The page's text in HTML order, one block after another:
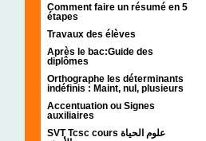
Comment faire un résumé en 5
étapes
Travaux des élèves
Après le bac:Guide des
diplômes
Orthographe les déterminants
indéfinis : Maint, nul, plusieurs
Accentuation ou Signes
auxiliaires
SVT Tcsc cours علوم الحياة